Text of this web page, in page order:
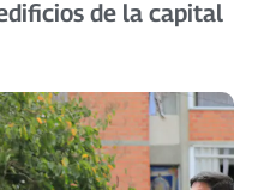
de la capital